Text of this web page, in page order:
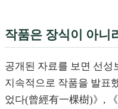
작품은 장식이 아니
공개된 자료를 보면 선성
지속적으로 작품을 발표
었다(曾經有一棵樹)》,